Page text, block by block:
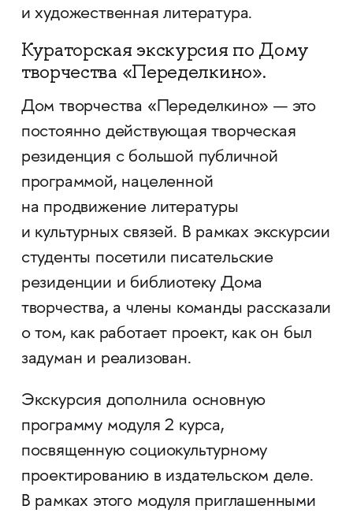
и художественная литература.
Кураторская экскурсия по Дому
творчества «Переделкино».
Дом творчества «Переделкино» — это
постоянно действующая творческая
резиденция с большой публичной
программой, нацеленной
на продвижение литературы
и культурных связей. В рамках экскурсии
студенты посетили писательские
резиденции и библиотеку Дома
творчества, а члены команды рассказали
о том, как работает проект, как он был
задуман и реализован.
Экскурсия дополнила основную
программу модуля 2 курса,
посвященную социокультурному
проектированию в издательском деле.
В рамках этого модуля приглашенными